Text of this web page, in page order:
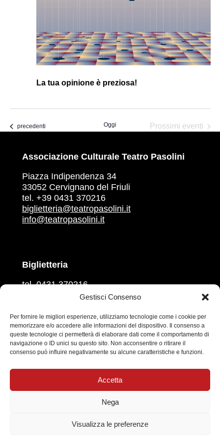
Gestisci Consenso
Per fornire le migliori esperienze, utilizziamo tecnologie come i cookie per
memorizzare e/o accedere alle informazioni del dispositivo. Il consenso a
queste tecnologie ci permetterà di elaborare dati come il comportamento di
navigazione o ID unici su questo sito. Non acconsentire o ritirare il
consenso può influire negativamente su alcune caratteristiche e funzioni.
Accetta
Nega
Visualizza le preferenze
La tua opinione è preziosa!
Eventi
precedenti Oggi Prossimi eventi
Associazione Culturale Teatro Pasolini
Piazza Indipendenza 34
33052 Cervignano del Friuli
tel. +39 0431 370216
biglietteria@teatropasolini.it
info@teatropasolini.it
Biglietteria
tel. 0431 370216
martedì, mercoledì, venerdì
giovedì e sabato
ore 10.00 – 12.00
Prevendita sul circuito Vivaticket
Informativa sul trattamento dei dati personali